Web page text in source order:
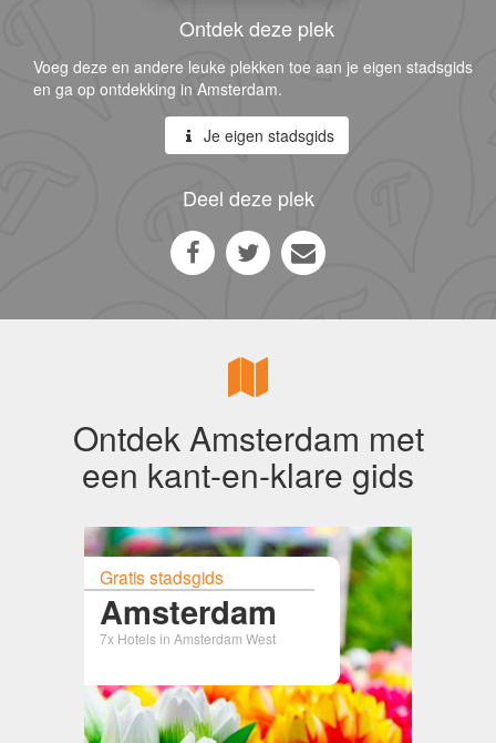
Ontdek deze plek
Voeg deze en andere leuke plekken toe aan je eigen stadsgids
en ga op ontdekking in Amsterdam.
Je eigen stadsgids
Deel deze plek
Ontdek Amsterdam met
een kant-en-klare gids
Gratis stadsgids
Amsterdam
7x Hotels in Amsterdam West